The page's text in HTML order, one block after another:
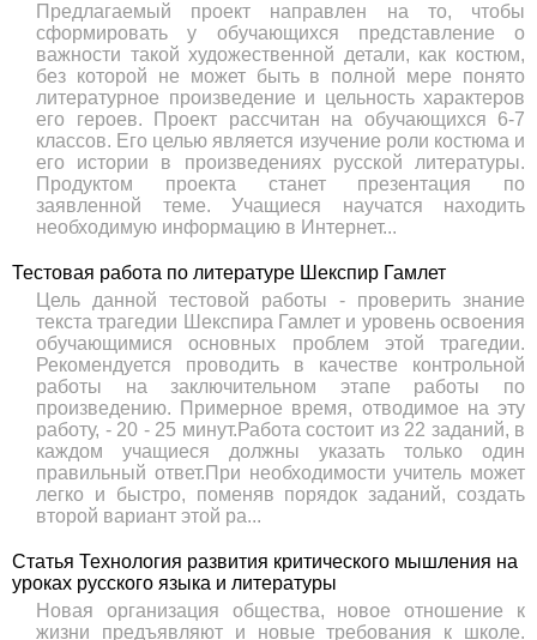
Предлагаемый проект направлен на то, чтобы
сформировать у обучающихся представление о
важности такой художественной детали, как костюм,
без которой не может быть в полной мере понято
литературное произведение и цельность характеров
его героев. Проект рассчитан на обучающихся 6-7
классов. Его целью является изучение роли костюма и
его истории в произведениях русской литературы.
Продуктом проекта станет презентация по
заявленной теме. Учащиеся научатся находить
необходимую информацию в Интернет...
Тестовая работа по литературе Шекспир Гамлет
Цель данной тестовой работы - проверить знание
текста трагедии Шекспира Гамлет и уровень освоения
обучающимися основных проблем этой трагедии.
Рекомендуется проводить в качестве контрольной
работы на заключительном этапе работы по
произведению. Примерное время, отводимое на эту
работу, - 20 - 25 минут.Работа состоит из 22 заданий, в
каждом учащиеся должны указать только один
правильный ответ.При необходимости учитель может
легко и быстро, поменяв порядок заданий, создать
второй вариант этой ра...
Статья Технология развития критического мышления на
уроках русского языка и литературы
Новая организация общества, новое отношение к
жизни предъявляют и новые требования к школе.